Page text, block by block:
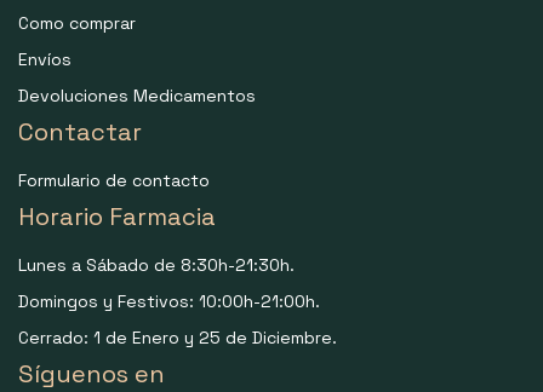
Como comprar
Envíos
Devoluciones Medicamentos
Contactar
Formulario de contacto
Horario Farmacia
Lunes a Sábado de 8:30h-21:30h.
Domingos y Festivos: 10:00h-21:00h.
Cerrado: 1 de Enero y 25 de Diciembre.
Síguenos en